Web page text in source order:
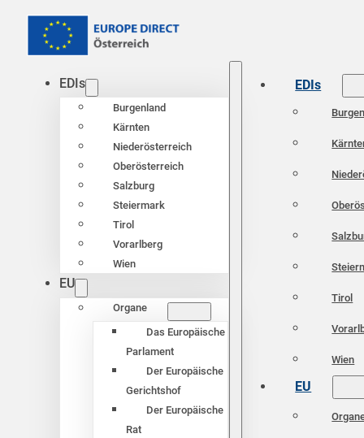
EDIs
Burgenland
Kärnten
Niederösterreich
Oberösterreich
Salzburg
Steiermark
Tirol
Vorarlberg
Wien
EU
Organe
Das Europäische
Parlament
Der Europäische
Gerichtshof
Der Europäische
Rat
EDIs
Tirol
Wien
EU